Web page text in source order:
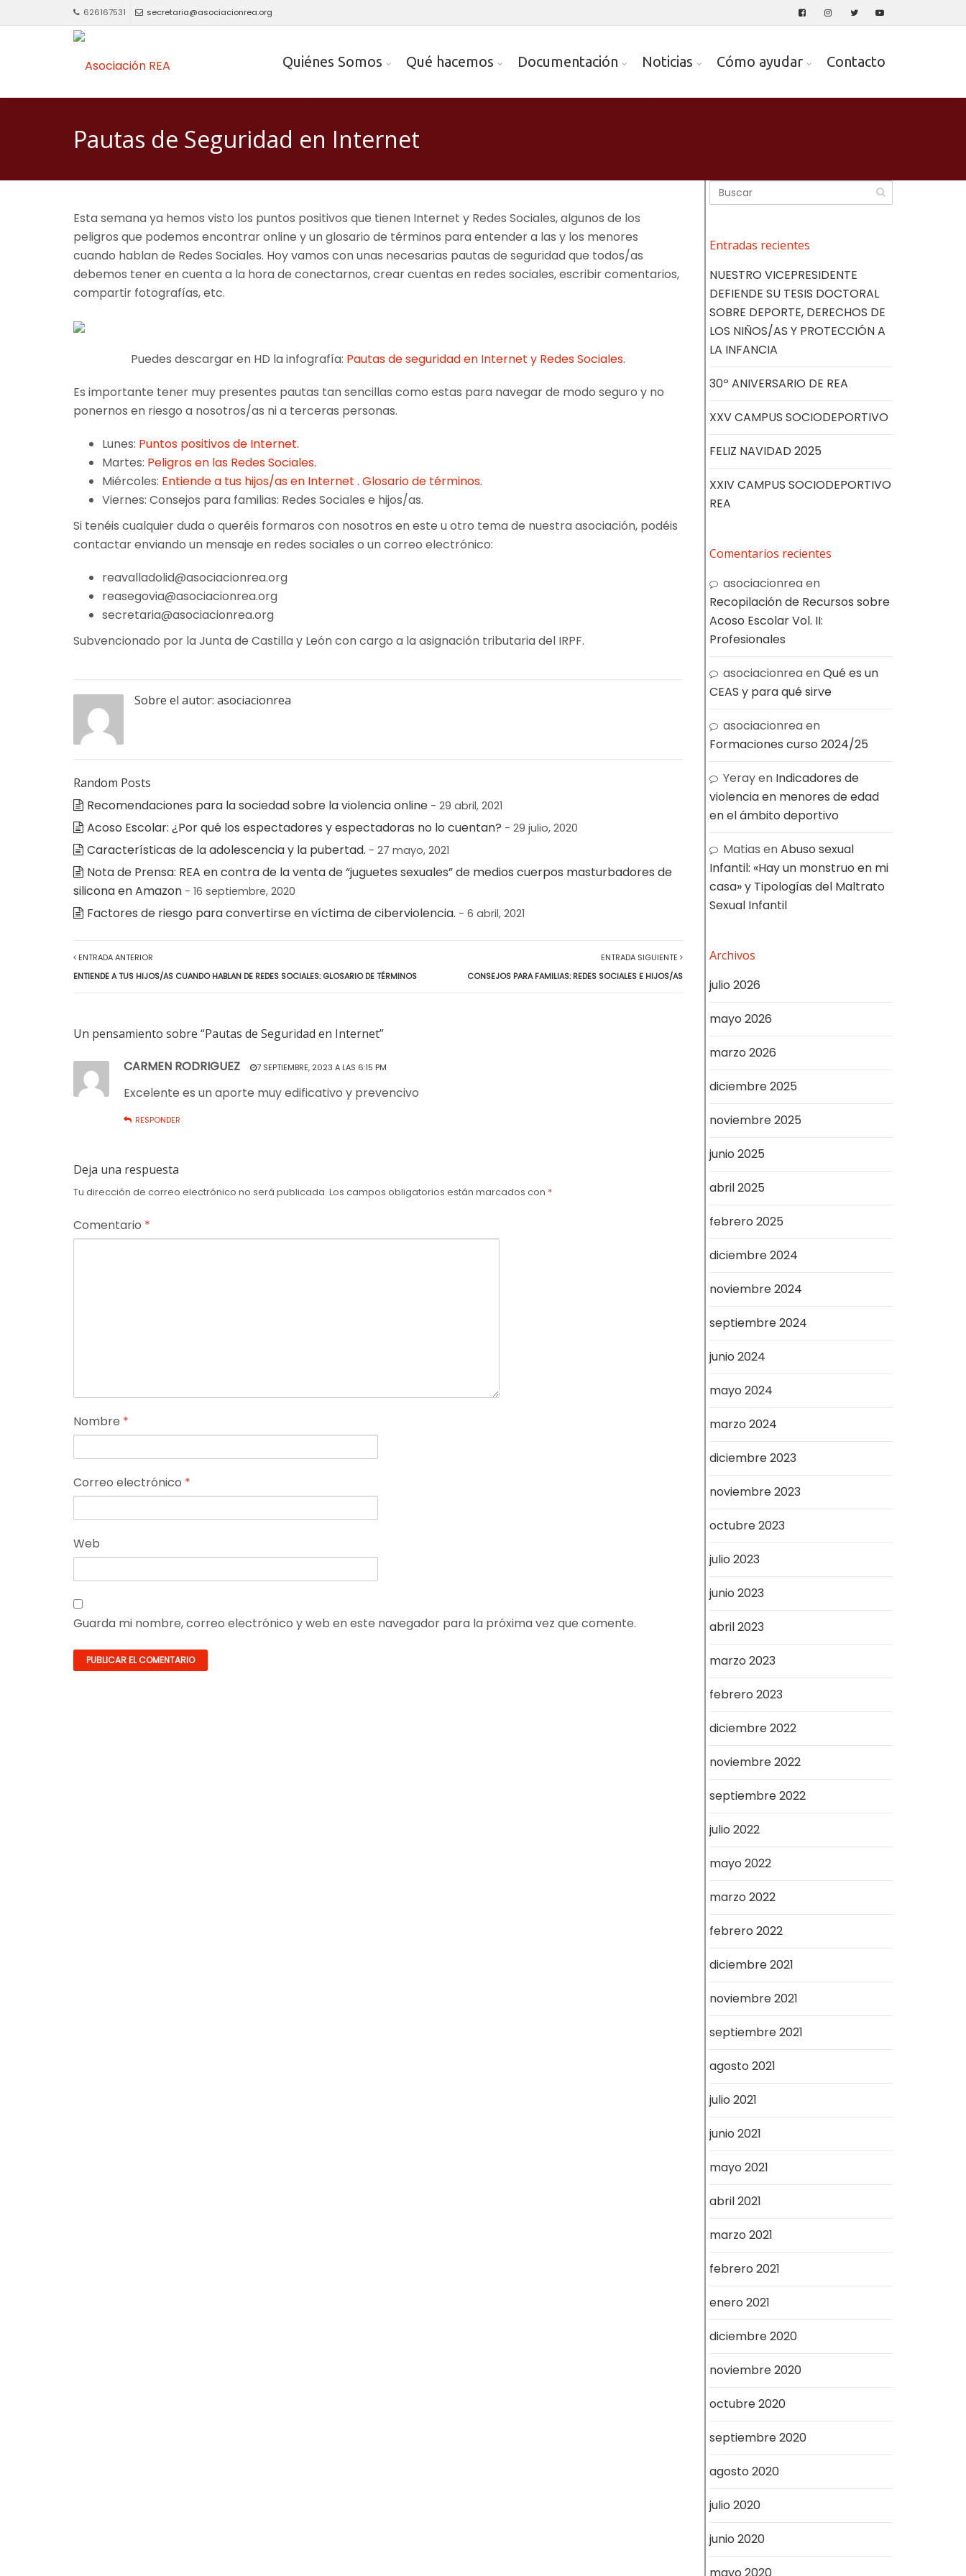
626167531 secretaria@asociacionrea.org
Quiénes Somos Qué hacemos Documentación Noticias Cómo ayudar Contacto
Pautas de Seguridad en Internet
Esta semana ya hemos visto los puntos positivos que tienen Internet y Redes Sociales, algunos de los
peligros que podemos encontrar online y un glosario de términos para entender a las y los menores
cuando hablan de Redes Sociales. Hoy vamos con unas necesarias pautas de seguridad que todos/as
debemos tener en cuenta a la hora de conectarnos, crear cuentas en redes sociales, escribir comentarios,
compartir fotografías, etc.
Puedes descargar en HD la infografía: Pautas de seguridad en Internet y Redes Sociales.
Es importante tener muy presentes pautas tan sencillas como estas para navegar de modo seguro y no
ponernos en riesgo a nosotros/as ni a terceras personas.
Lunes: Puntos positivos de Internet.
Martes: Peligros en las Redes Sociales.
Miércoles: Entiende a tus hijos/as en Internet . Glosario de términos.
Viernes: Consejos para familias: Redes Sociales e hijos/as.
Si tenéis cualquier duda o queréis formaros con nosotros en este u otro tema de nuestra asociación, podéis
contactar enviando un mensaje en redes sociales o un correo electrónico:
reavalladolid@asociacionrea.org
reasegovia@asociacionrea.org
secretaria@asociacionrea.org
Subvencionado por la Junta de Castilla y León con cargo a la asignación tributaria del IRPF.
Sobre el autor: asociacionrea
Random Posts
Recomendaciones para la sociedad sobre la violencia online - 29 abril, 2021
Acoso Escolar: ¿Por qué los espectadores y espectadoras no lo cuentan? - 29 julio, 2020
Características de la adolescencia y la pubertad. - 27 mayo, 2021
Nota de Prensa: REA en contra de la venta de “juguetes sexuales” de medios cuerpos masturbadores de
silicona en Amazon - 16 septiembre, 2020
Factores de riesgo para convertirse en víctima de ciberviolencia. - 6 abril, 2021
ENTRADA ANTERIOR
ENTIENDE A TUS HIJOS/AS CUANDO HABLAN DE REDES SOCIALES: GLOSARIO DE TÉRMINOS
ENTRADA SIGUIENTE
CONSEJOS PARA FAMILIAS: REDES SOCIALES E HIJOS/AS
Un pensamiento sobre “Pautas de Seguridad en Internet”
CARMEN RODRIGUEZ 7 SEPTIEMBRE, 2023 A LAS 6:15 PM
Excelente es un aporte muy edificativo y prevencivo
RESPONDER
Deja una respuesta
Tu dirección de correo electrónico no será publicada. Los campos obligatorios están marcados con *
Comentario *
Nombre *
Correo electrónico *
Web
Guarda mi nombre, correo electrónico y web en este navegador para la próxima vez que comente.
Entradas recientes
NUESTRO VICEPRESIDENTE
DEFIENDE SU TESIS DOCTORAL
SOBRE DEPORTE, DERECHOS DE
LOS NIÑOS/AS Y PROTECCIÓN A
LA INFANCIA
30º ANIVERSARIO DE REA
XXV CAMPUS SOCIODEPORTIVO
FELIZ NAVIDAD 2025
XXIV CAMPUS SOCIODEPORTIVO
REA
Comentarios recientes
asociacionreaen
Recopilación de Recursos sobre
Acoso Escolar Vol. II:
Profesionales
asociacionreaenQué es un
CEAS y para qué sirve
asociacionreaen
Formaciones curso 2024/25
Yerayen Indicadores de
violencia en menores de edad
en el ámbito deportivo
Matias enAbuso sexual
Infantil: «Hay un monstruo en mi
casa» y Tipologías del Maltrato
Sexual Infantil
Archivos
julio 2026
mayo 2026
marzo 2026
diciembre 2025
noviembre 2025
junio 2025
abril 2025
febrero 2025
diciembre 2024
noviembre 2024
septiembre 2024
junio 2024
mayo 2024
marzo 2024
diciembre 2023
noviembre 2023
octubre 2023
julio 2023
junio 2023
abril 2023
marzo 2023
febrero 2023
diciembre 2022
noviembre 2022
septiembre 2022
julio 2022
mayo 2022
marzo 2022
febrero 2022
diciembre 2021
noviembre 2021
septiembre 2021
agosto 2021
julio 2021
junio 2021
mayo 2021
abril 2021
marzo 2021
febrero 2021
enero 2021
diciembre 2020
noviembre 2020
octubre 2020
septiembre 2020
agosto 2020
julio 2020
junio 2020